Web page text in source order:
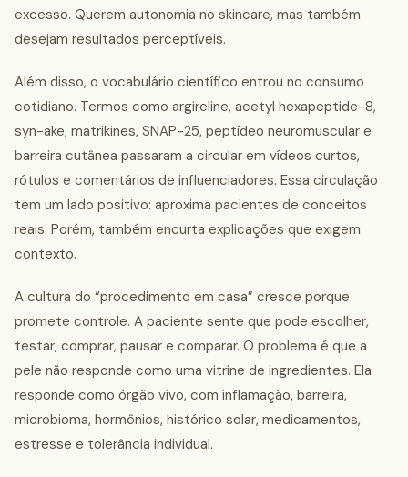
excesso. Querem autonomia no skincare, mas também
desejam resultados perceptíveis.
Além disso, o vocabulário científico entrou no consumo
cotidiano. Termos como argireline, acetyl hexapeptide-8,
syn-ake, matrikines, SNAP-25, peptídeo neuromuscular e
barreira cutânea passaram a circular em vídeos curtos,
rótulos e comentários de influenciadores. Essa circulação
tem um lado positivo: aproxima pacientes de conceitos
reais. Porém, também encurta explicações que exigem
contexto.
A cultura do “procedimento em casa” cresce porque
promete controle. A paciente sente que pode escolher,
testar, comprar, pausar e comparar. O problema é que a
pele não responde como uma vitrine de ingredientes. Ela
responde como órgão vivo, com inflamação, barreira,
microbioma, hormônios, histórico solar, medicamentos,
estresse e tolerância individual.